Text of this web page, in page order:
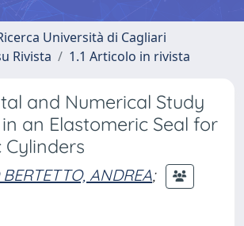
Università di Cagliari
Rivista
1.1 Articolo in rivista
and Numerical Study
an Elastomeric Seal for
Cylinders
ANDREA;